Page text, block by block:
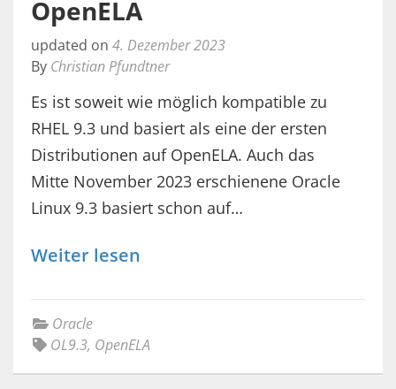
OpenELA
updated on 4. Dezember 2023
By Christian Pfundtner
Es ist soweit wie möglich kompatible zu
RHEL 9.3 und basiert als eine der ersten
Distributionen auf OpenELA. Auch das
Mitte November 2023 erschienene Oracle
Linux 9.3 basiert schon auf…
Weiter lesen
Oracle
OL9.3, OpenELA